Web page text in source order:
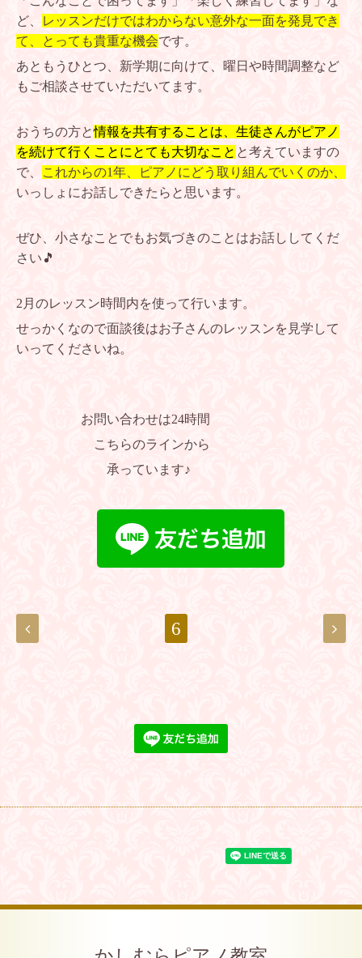
ど、
レッスンだけではわからない意外な一面を発見でき
て、とっても貴重な機会です。
あともうひとつ、新学期に向けて、曜日や時間調整など
もご相談させていただいてます。
おうちの方と情報を共有することは、生徒さんがピアノ
を続けて行くことにとても大切なこと と考えていますの
で、
これからの1年、ピアノにどう取り組んでいくのか、
いっしょにお話しできたらと思います。
ぜひ、小さなことでもお気づきのことはお話ししてくだ
さい🎵
2月のレッスン時間内を使って行います。
せっかくなので面談後はお子さんのレッスンを見学して
いってくださいね。
お問い合わせは24時間
こちらのラインから
承っています♪
6